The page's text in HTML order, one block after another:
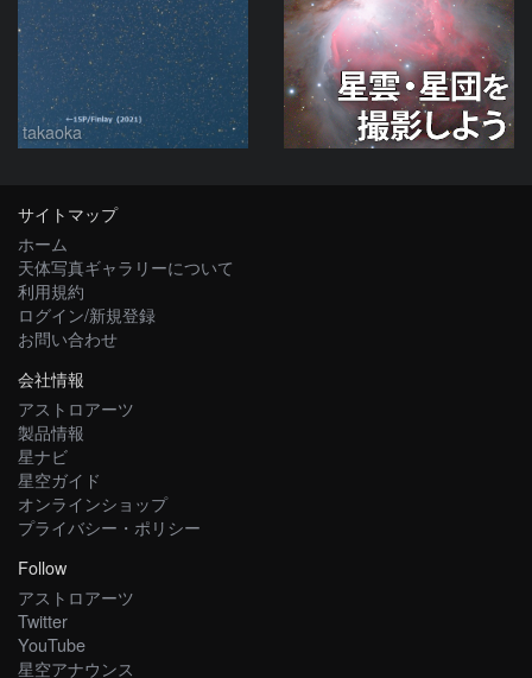
takaoka
サイトマップ
ホーム
天体写真ギャラリーについて
利用規約
ログイン/新規登録
お問い合わせ
会社情報
アストロアーツ
製品情報
星ナビ
星空ガイド
オンラインショップ
プライバシー・ポリシー
Follow
アストロアーツ
Twitter
YouTube
星空アナウンス